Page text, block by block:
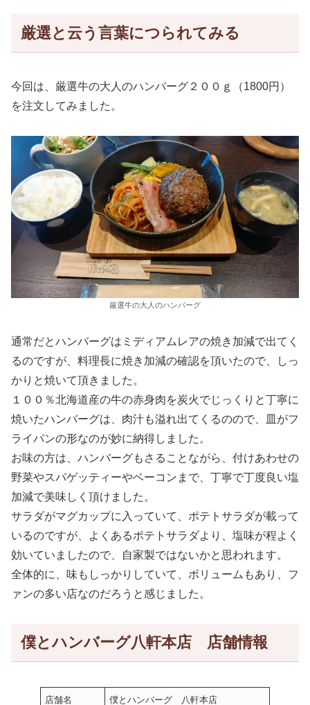
厳選と云う言葉につられてみる
今回は、厳選牛の大人のハンバーグ２００ｇ（1800円）
を注文してみました。
厳選牛の大人のハンバーグ
通常だとハンバーグはミディアムレアの焼き加減で出てく
るのですが、料理長に焼き加減の確認を頂いたので、しっ
かりと焼いて頂きました。
１００％北海道産の牛の赤身肉を炭火でじっくりと丁寧に
焼いたハンバーグは、肉汁も溢れ出てくるのので、皿がフ
ライパンの形なのが妙に納得しました。
お味の方は、ハンバーグもさることながら、付けあわせの
野菜やスパゲッティーやベーコンまで、丁寧で丁度良い塩
加減で美味しく頂けました。
サラダがマグカップに入っていて、ポテトサラダが載って
いるのですが、よくあるポテトサラダより、塩味が程よく
効いていましたので、自家製ではないかと思われます。
全体的に、味もしっかりしていて、ボリュームもあり、フ
ァンの多い店なのだろうと感じました。
僕とハンバーグ八軒本店 店舗情報
店舗名 僕とハンバーグ 八軒本店